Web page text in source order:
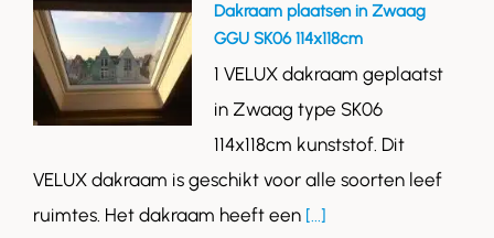
Dakraam plaatsen in Zwaag
GGU SK06 114x118cm
1 VELUX dakraam geplaatst
in Zwaag type SK06
114x118cm kunststof. Dit
VELUX dakraam is geschikt voor alle soorten leef
ruimtes. Het dakraam heeft een [...]